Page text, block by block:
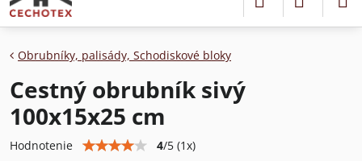
Obrubníky, palisády, Schodiskové bloky
Cestný obrubník sivý
100x15x25 cm
Hodnotenie 4/5 (1x)